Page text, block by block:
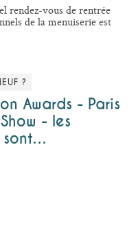
rendez-vous de rentrée
de la menuiserie est
?
Awards - Paris
- les
sont…